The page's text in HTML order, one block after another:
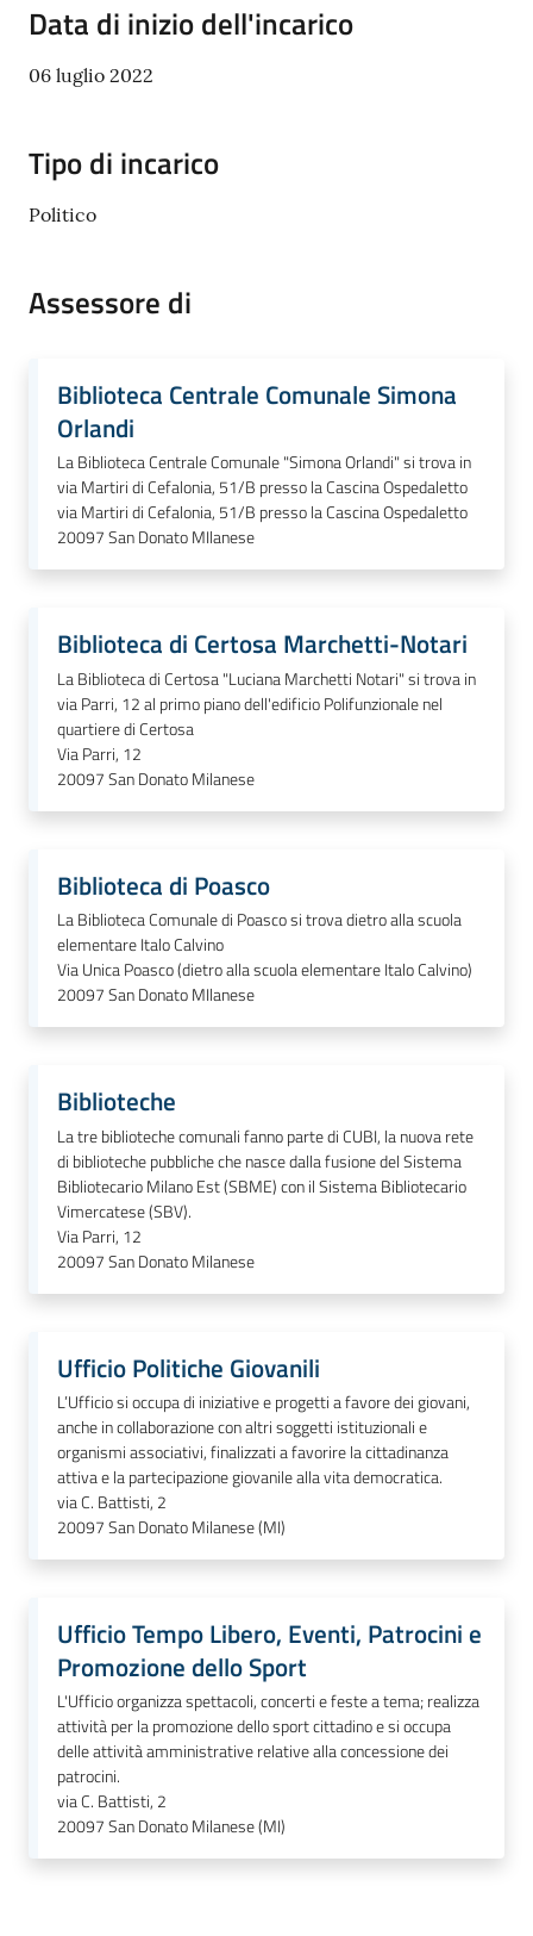
Data di inizio dell'incarico
06 luglio 2022
Tipo di incarico
Politico
Assessore di
Biblioteca Centrale Comunale Simona
Orlandi
La Biblioteca Centrale Comunale "Simona Orlandi" si trova in
via Martiri di Cefalonia, 51/B presso la Cascina Ospedaletto
via Martiri di Cefalonia, 51/B presso la Cascina Ospedaletto
20097San Donato MIlanese
Biblioteca di Certosa Marchetti-Notari
La Biblioteca di Certosa "Luciana Marchetti Notari" si trova in
via Parri, 12 al primo piano dell'edificio Polifunzionale nel
quartiere di Certosa
Via Parri, 12
20097San Donato Milanese
Biblioteca di Poasco
La Biblioteca Comunale di Poasco si trova dietro alla scuola
elementare Italo Calvino
Via Unica Poasco (dietro alla scuola elementare Italo Calvino)
20097San Donato MIlanese
Biblioteche
La tre biblioteche comunali fanno parte di CUBI, la nuova rete
di biblioteche pubbliche che nasce dalla fusione del Sistema
Bibliotecario Milano Est (SBME) con il Sistema Bibliotecario
Vimercatese (SBV).
Via Parri, 12
20097San Donato Milanese
Ufficio Politiche Giovanili
L’Ufficio si occupa di iniziative e progetti a favore dei giovani,
anche in collaborazione con altri soggetti istituzionali e
organismi associativi, finalizzati a favorire la cittadinanza
attiva e la partecipazione giovanile alla vita democratica.
via C. Battisti, 2
20097San Donato Milanese (MI)
Ufficio Tempo Libero, Eventi, Patrocini e
Promozione dello Sport
L'Ufficio organizza spettacoli, concerti e feste a tema; realizza
attività per la promozione dello sport cittadino e si occupa
delle attività amministrative relative alla concessione dei
patrocini.
via C. Battisti, 2
20097San Donato Milanese (MI)